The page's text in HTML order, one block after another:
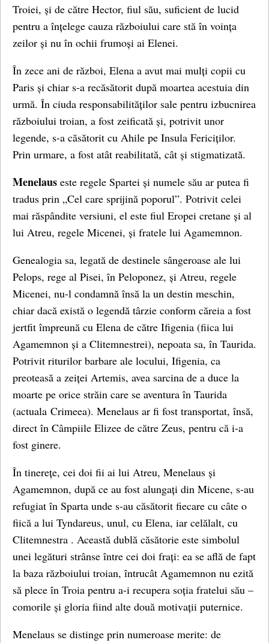
Troiei, și de către Hector, fiul său, suficient de lucid
pentru a înțelege cauza războiului care stă în voința
zeilor și nu în ochii frumoși ai Elenei.
În zece ani de război, Elena a avut mai mulți copii cu
Paris și chiar s-a recăsătorit după moartea acestuia din
urmă. În ciuda responsabilităților sale pentru izbucnirea
războiului troian, a fost zeificată și, potrivit unor
legende, s-a căsătorit cu Ahile pe Insula Fericiților.
Prin urmare, a fost atât reabilitată, cât și stigmatizată.
Menelaus este regele Spartei și numele său ar putea fi
tradus prin „Cel care sprijină poporul”. Potrivit celei
mai răspândite versiuni, el este fiul Eropei cretane și al
lui Atreu, regele Micenei, și fratele lui Agamemnon.
Genealogia sa, legată de destinele sângeroase ale lui
Pelops, rege al Pisei, în Peloponez, și Atreu, regele
Micenei, nu-l condamnă însă la un destin meschin,
chiar dacă există o legendă târzie conform căreia a fost
jertfit împreună cu Elena de către Ifigenia (fiica lui
Agamemnon și a Clitemnestrei), nepoata sa, în Taurida.
Potrivit riturilor barbare ale locului, Ifigenia, ca
preoteasă a zeiței Artemis, avea sarcina de a duce la
moarte pe orice străin care se aventura în Taurida
(actuala Crimeea). Menelaus ar fi fost transportat, însă,
direct în Câmpiile Elizee de către Zeus, pentru că i-a
fost ginere.
În tinerețe, cei doi fii ai lui Atreu, Menelaus și
Agamemnon, după ce au fost alungați din Micene, s-au
refugiat în Sparta unde s-au căsătorit fiecare cu câte o
fiică a lui Tyndareus, unul, cu Elena, iar celălalt, cu
Clitemnestra . Această dublă căsătorie este simbolul
unei legături strânse între cei doi frați: ea se află de fapt
la baza războiului troian, întrucât Agamemnon nu ezită
să plece în Troia pentru a-i recupera soția fratelui său –
comorile și gloria fiind alte două motivații puternice.
Menelaus se distinge prin numeroase merite: de